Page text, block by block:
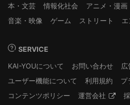
本・文芸
情報化社会 アニメ・漫画
音楽・映像
ゲーム ストリート エ
SERVICE
KAI-YOUについて
お問い合わせ
広
ユーザー機能について
利用規約
プ
コンテンツポリシー
運営会社